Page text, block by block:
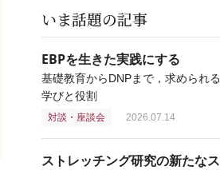
いま話題の記事
EBPを生きた実践にする
基礎教育からDNPまで，求められる
学びと役割
対談・座談会 2026.07.14
ストレッチング研究の新たなス